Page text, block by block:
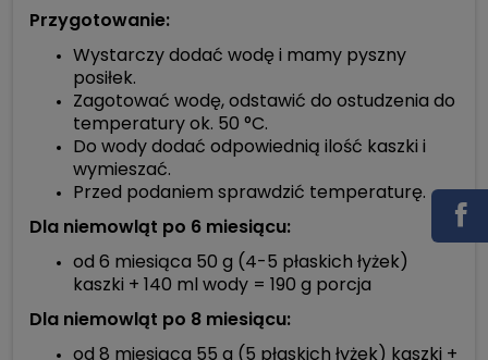
Przygotowanie:
Wystarczy dodać wodę i mamy pyszny
posiłek.
Zagotować wodę, odstawić do ostudzenia do
temperatury ok. 50 °C.
Do wody dodać odpowiednią ilość kaszki i
wymieszać.
Przed podaniem sprawdzić temperaturę.
Dla niemowląt po 6 miesiącu:
od 6 miesiąca 50 g (4-5 płaskich łyżek)
kaszki + 140 ml wody = 190 g porcja
Dla niemowląt po 8 miesiącu:
od 8 miesiąca 55 g (5 płaskich łyżek) kaszki +